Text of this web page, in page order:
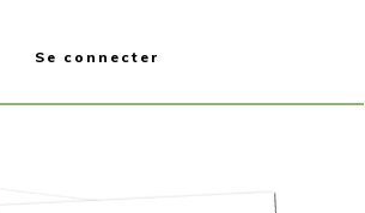
Se connecter